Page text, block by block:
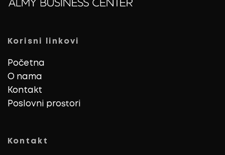
Korisni linkovi
Početna
O nama
Kontakt
Poslovni prostori
Kontakt